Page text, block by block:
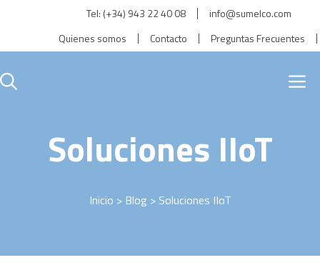
Tel: (+34) 943 22 40 08
info@sumelco.com
Quienes somos
Contacto Preguntas Frecuentes
Soluciones IIoT
Inicio > Blog > Soluciones IIoT